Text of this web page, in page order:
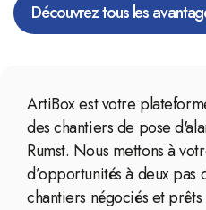
Découvrez tous les
ArtiBox est votre
des chantiers de pose
Rumst. Nous mettons à
d’opportunités à deux pas
chantiers négociés et